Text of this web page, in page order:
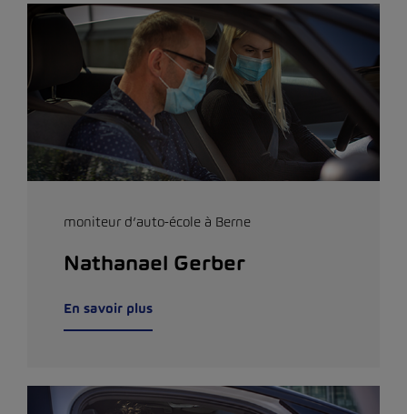
moniteur d’auto-école à Berne
Nathanael Gerber
En savoir plus